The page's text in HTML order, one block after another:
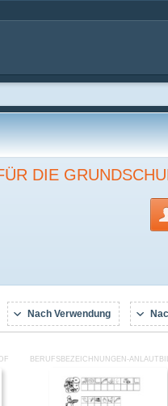
DIE
Nach Verwendung
BERUFSBEZEICHNUNGEN-